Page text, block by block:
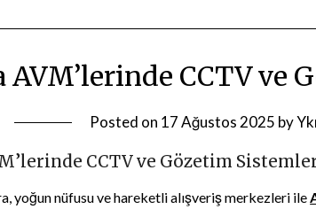
AVM’lerinde CCTV ve
Posted on 17 Ağustos 2025 by
CCTV ve Gözetim
yoğun nüfusu ve hareketli alışveriş merkezleri ile